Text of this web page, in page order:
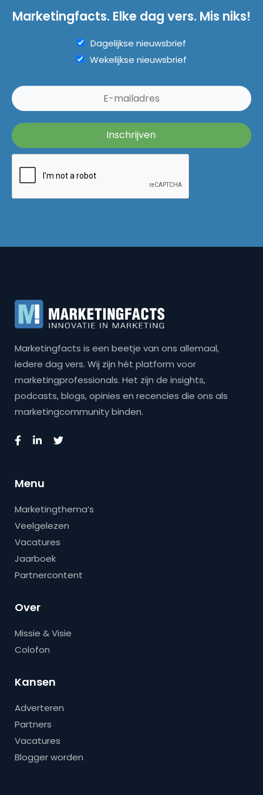
Marketingfacts. Elke dag vers. Mis niks!
Dagelijkse nieuwsbrief
Wekelijkse nieuwsbrief
Marketingfacts is een beetje van ons allemaal,
iedere dag vers. Wij zijn hét platform voor
marketingprofessionals. Het zijn de insights,
podcasts, blogs, opinies en recencies die ons als
marketingcommunity binden.
Menu
Marketingthema’s
Veelgelezen
Vacatures
Jaarboek
Partnercontent
Over
Missie & Visie
Colofon
Kansen
Adverteren
Partners
Vacatures
Blogger worden